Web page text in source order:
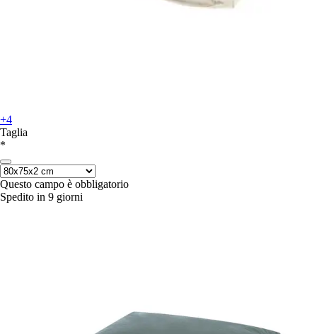
+4
Taglia
*
Questo campo è obbligatorio
Spedito in 9 giorni